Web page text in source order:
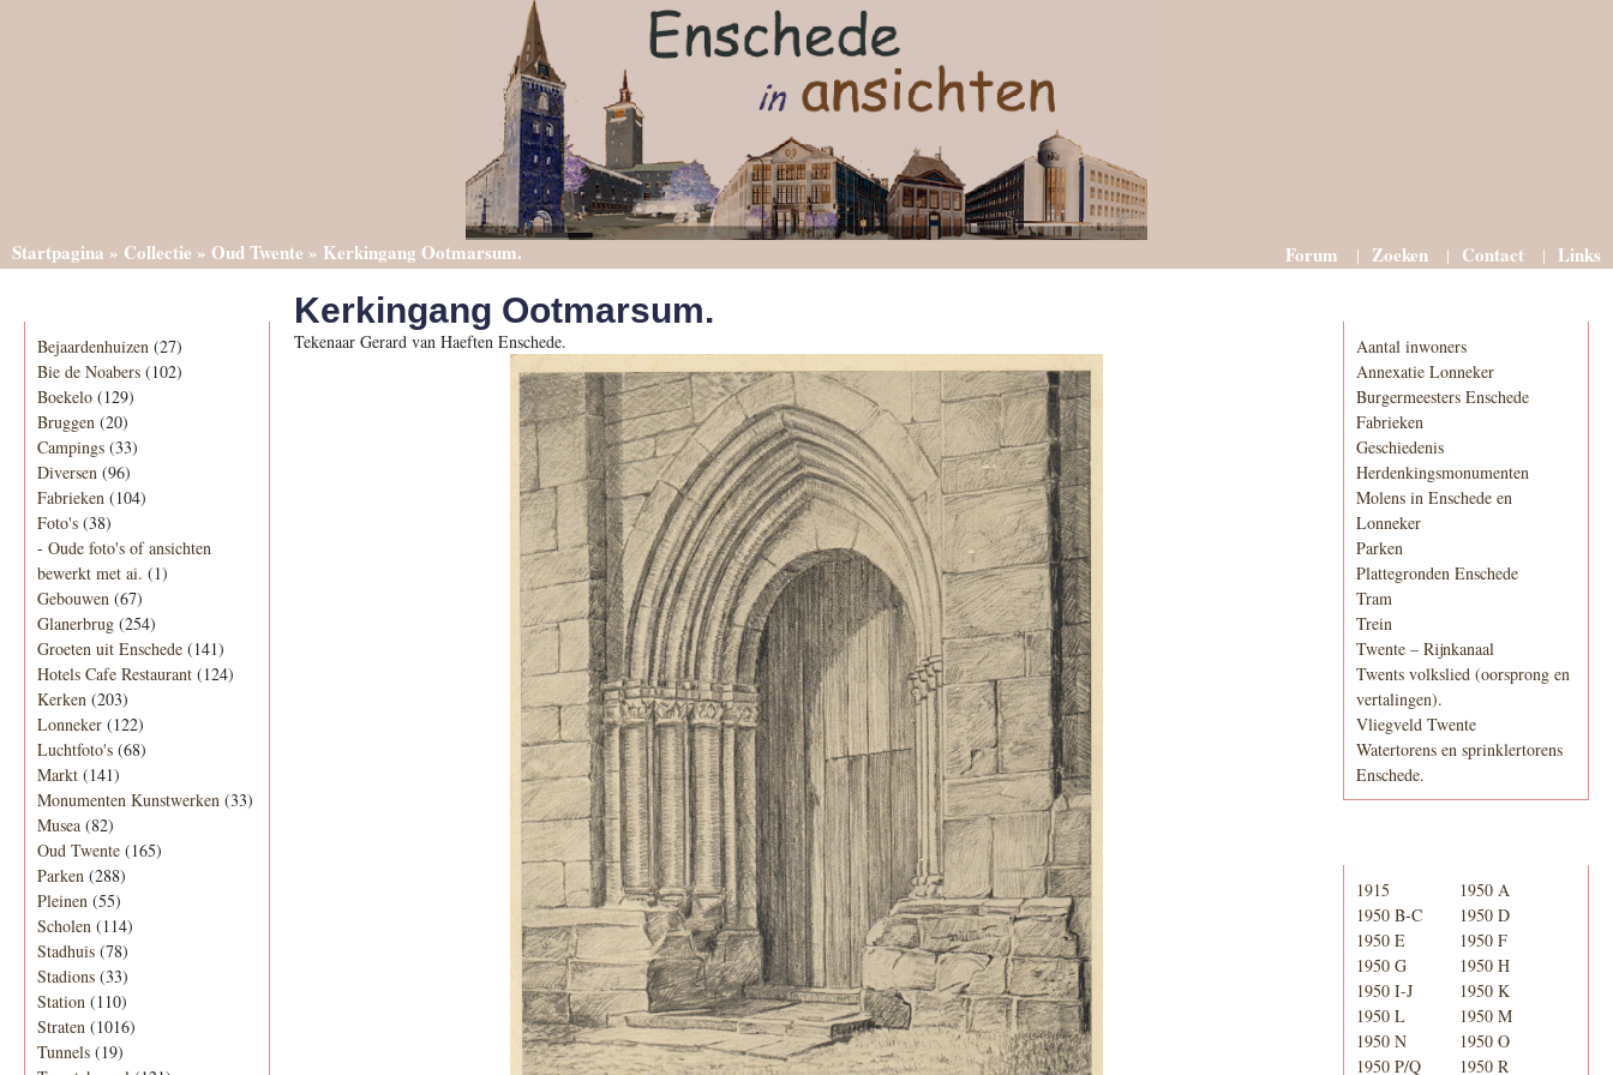
Startpagina » Collectie » Oud Twente » Kerkingang Ootmarsum. Forum Zoeken Contact Links
Bejaardenhuizen (27)
Bie de Noabers (102)
Boekelo (129)
Bruggen (20)
Campings (33)
Diversen (96)
Fabrieken (104)
Foto's (38)
- Oude foto's of ansichten
bewerkt met ai. (1)
Gebouwen (67)
Glanerbrug (254)
Groeten uit Enschede (141)
Hotels Cafe Restaurant (124)
Kerken (203)
Lonneker (122)
Luchtfoto's (68)
Markt (141)
Monumenten Kunstwerken (33)
Musea (82)
Oud Twente (165)
Parken (288)
Pleinen (55)
Scholen (114)
Stadhuis (78)
Stadions (33)
Station (110)
Straten (1016)
Tunnels (19)
Kerkingang Ootmarsum.
Tekenaar Gerard van Haeften Enschede.
Aantal inwoners
Annexatie Lonneker
Burgermeesters Enschede
Fabrieken
Geschiedenis
Herdenkingsmonumenten
Molens in Enschede en
Lonneker
Parken
Plattegronden Enschede
Tram
Trein
Twente – Rijnkanaal
Twents volkslied (oorsprong en
vertalingen).
Vliegveld Twente
Watertorens en sprinklertorens
Enschede.
1915
1950 A
1950 B-C
1950 D
1950 E
1950 F
1950 G
1950 H
1950 I-J
1950 K
1950 L
1950 M
1950 N
1950 O
1950 P/Q
1950 R